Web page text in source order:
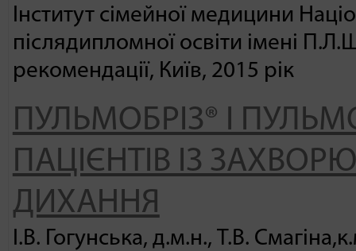
Інститут сімейної медицини
післядипломної освіти імені
рекомендації, Київ, 2015 рік
ПУЛЬМОБРІЗ® І
ПАЦІЄНТІВ ІЗ
ДИХАННЯ
І.В. Гогунська, д.м.н., Т.В.